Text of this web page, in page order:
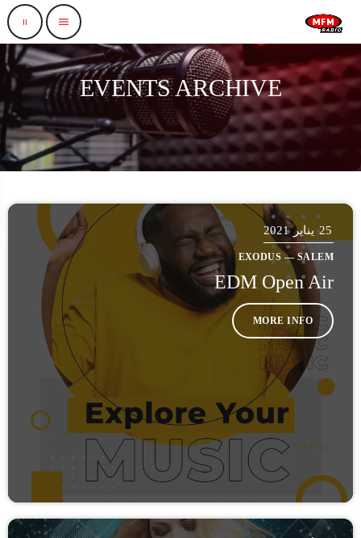
menu
pause
EVENTS ARCHIVE
25 يناير 2021
EXODUS — SALEM
EDM Open Air
MORE INFO